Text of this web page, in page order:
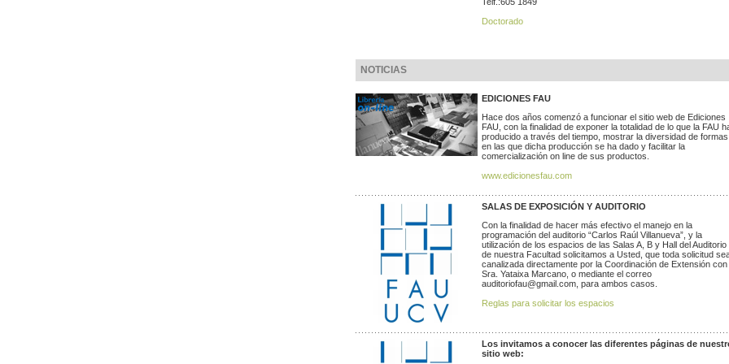
Doctorado
NOTICIAS
EDICIONES FAU
Hace dos años comenzó a funcionar el sitio web de Ediciones
FAU, con la finalidad de exponer la totalidad de lo que la FAU
producido a través del tiempo, mostrar la diversidad de formas
en las que dicha producción se ha dado y facilitar la
comercialización on line de sus productos.
www.edicionesfau.com
SALAS DE EXPOSICIÓN Y AUDITORIO
Con la finalidad de hacer más efectivo el manejo en la
programación del auditorio “Carlos Raúl Villanueva”, y la
utilización de los espacios de las Salas A, B y Hall del Auditorio
de nuestra Facultad solicitamos a Usted, que toda solicitud
canalizada directamente por la Coordinación de Extensión con
Sra. Yataixa Marcano, o mediante el correo
auditoriofau@gmail.com, para ambos casos.
Reglas para solicitar los espacios
Los invitamos a conocer las diferentes páginas de
sitio web: